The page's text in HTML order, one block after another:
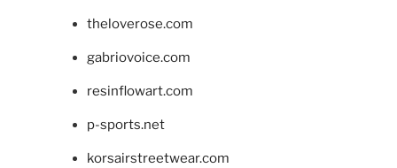
theloverose.com
gabriovoice.com
resinflowart.com
p-sports.net
korsairstreetwear.com